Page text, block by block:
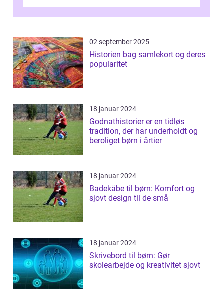
02 september 2025
Historien bag samlekort og deres
popularitet
18 januar 2024
Godnathistorier er en tidløs
tradition, der har underholdt og
beroliget børn i årtier
18 januar 2024
Badekåbe til børn: Komfort og
sjovt design til de små
18 januar 2024
Skrivebord til børn: Gør
skolearbejde og kreativitet sjovt